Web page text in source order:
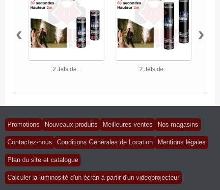
2 Jets de... 2 Jets de...
‹ ›
Promotions Nouveaux produits Meilleures ventes Nos magasins
Contactez-nous Conditions Générales de Location Mentions légales
Plan du site et catalogue
Calculer la luminosité d'un écran à partir d'un videoprojecteur